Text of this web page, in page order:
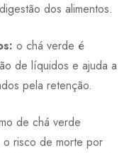
dos alimentos.
o chá verde é
de líquidos e ajuda a
pela retenção.
de chá verde
o risco de morte por